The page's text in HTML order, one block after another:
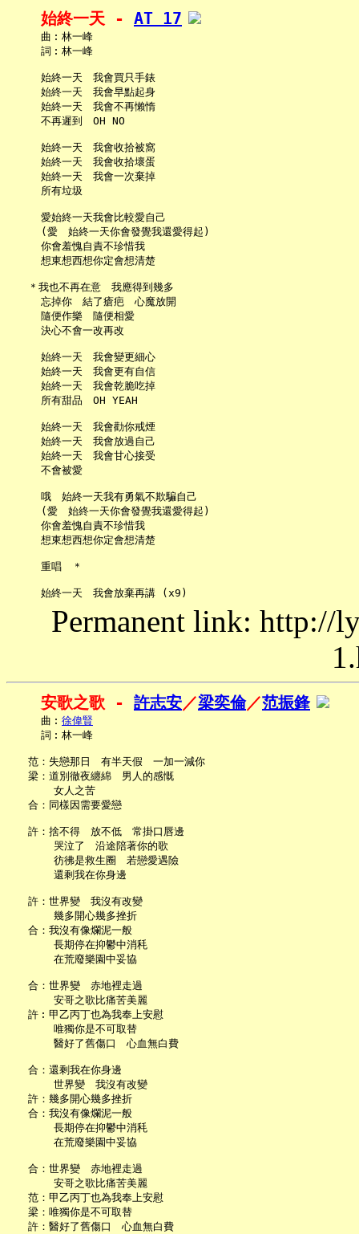
始終一天 - AT 17
     曲︰林一峰
     詞︰林一峰
     始終一天　我會買只手錶
     始終一天　我會早點起身
     始終一天　我會不再懶惰
     不再遲到　OH NO
     始終一天　我會收拾被窩
     始終一天　我會收拾壞蛋
     始終一天　我會一次棄掉
     所有垃圾
     愛始終一天我會比較愛自己
     (愛　始終一天你會發覺我還愛得起)
     你會羞愧自責不珍惜我
     想東想西想你定會想清楚
   ＊我也不再在意　我應得到幾多
     忘掉你　結了瘡疤　心魔放開
     隨便作樂　隨便相愛
     決心不會一改再改
     始終一天　我會變更細心
     始終一天　我會更有自信
     始終一天　我會乾脆吃掉
     所有甜品　OH YEAH
     始終一天　我會勸你戒煙
     始終一天　我會放過自己
     始終一天　我會甘心接受
     不會被愛
     哦　始終一天我有勇氣不欺騙自己
     (愛　始終一天你會發覺我還愛得起)
     你會羞愧自責不珍惜我
     想東想西想你定會想清楚
     重唱　＊
Permanent link: http://
安歌之歌 - 許志安／梁奕倫／范振鋒
     曲︰
徐偉賢
     詞︰林一峰
   范：失戀那日　有半天假　一加一減你
   梁：道別徹夜纏綿　男人的感慨
       女人之苦
   合：同樣因需要愛戀
   許：捨不得　放不低　常掛口唇邊
       哭泣了　沿途陪著你的歌
       彷彿是救生圈　若戀愛遇險
       還剩我在你身邊
   許：世界變　我沒有改變
       幾多開心幾多挫折
   合：我沒有像爛泥一般
       長期停在抑鬱中消秏
       在荒廢樂園中妥協
   合：世界變　赤地裡走過
       安哥之歌比痛苦美麗
   許︰甲乙丙丁也為我奉上安慰
       唯獨你是不可取替
       醫好了舊傷口　心血無白費
   合：還剩我在你身邊
       世界變　我沒有改變
   許：幾多開心幾多挫折
   合：我沒有像爛泥一般
       長期停在抑鬱中消秏
       在荒廢樂園中妥協
   合：世界變　赤地裡走過
       安哥之歌比痛苦美麗
   范：甲乙丙丁也為我奉上安慰
   梁：唯獨你是不可取替
   許：醫好了舊傷口　心血無白費